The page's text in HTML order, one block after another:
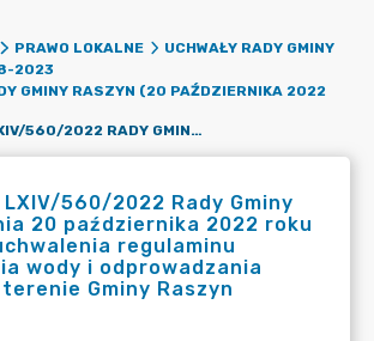
PRAWO LOKALNE
UCHWAŁY RADY GMINY
2023
GMINY RASZYN (20 PAŹDZIERNIKA 2022
UCHWAŁA NR LXIV/560/2022 RADY GMINY RASZYN Z DNIA 20 PAŹDZIERNIKA 2022 ROKU W SPRAWIE UCHWALENIA REGULAMINU DOSTARCZANIA WODY I ODPROWADZANIA ŚCIEKÓW NA TERENIE GMINY RASZYN
LXIV/560/2022 Rady Gminy
20 października 2022 roku
regulaminu
wody i odprowadzania
Gminy Raszyn